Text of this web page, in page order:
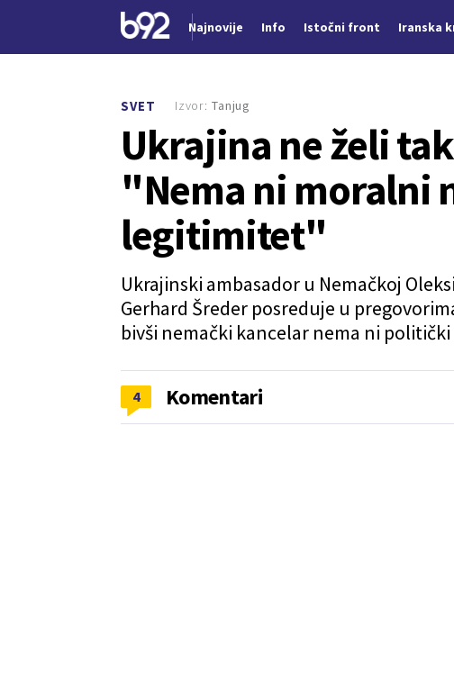
Najnovije Info Istočni front Iranska
SVET
Ukrajina ne želi
"Nema ni moralni
legitimitet"
Ukrajinski ambasador u Nemačkoj
Gerhard Šreder posreduje u
bivši nemački kancelar nema ni
Izvor: Tanjug
4 Komentari